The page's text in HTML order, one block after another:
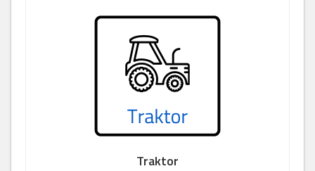
Traktor